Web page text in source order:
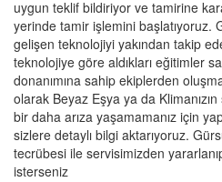
uygun teklif bildiriyor ve tamirine
yerinde tamir işlemini başlatıyoruz.
gelişen teknolojiyi yakından takip
teknolojiye göre aldıkları eğitimler
donanımına sahip ekiplerden
olarak Beyaz Eşya ya da Klimanızın
bir daha arıza yaşamamanız için
sizlere detaylı bilgi aktarıyoruz.
tecrübesi ile servisimizden
isterseniz